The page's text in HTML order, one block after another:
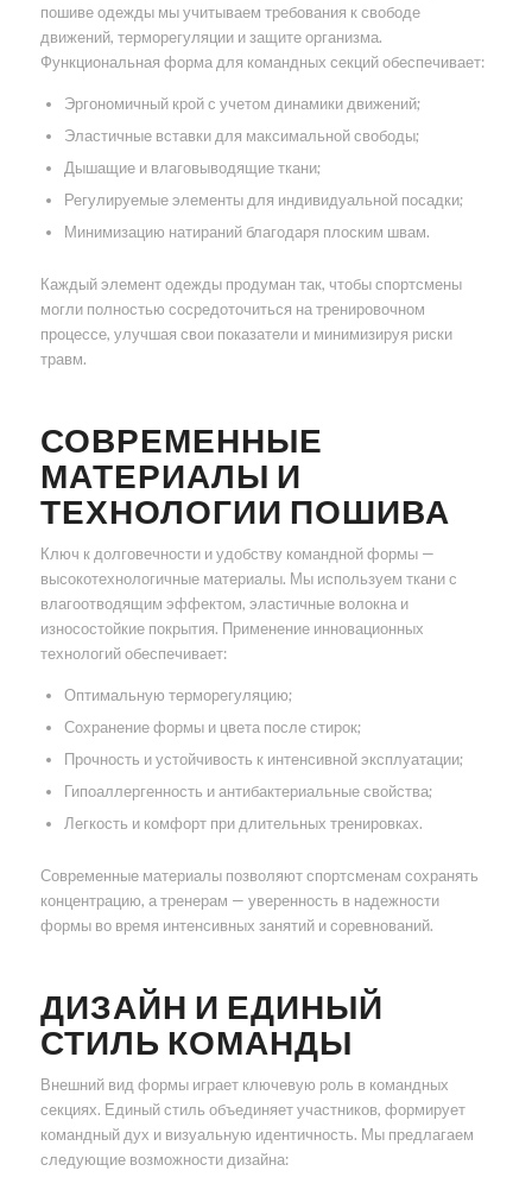
пошиве одежды мы учитываем требования к свободе
движений, терморегуляции и защите организма.
Функциональная форма для командных секций обеспечивает:
Эргономичный крой с учетом динамики движений;
Эластичные вставки для максимальной свободы;
Дышащие и влаговыводящие ткани;
Регулируемые элементы для индивидуальной посадки;
Минимизацию натираний благодаря плоским швам.
Каждый элемент одежды продуман так, чтобы спортсмены
могли полностью сосредоточиться на тренировочном
процессе, улучшая свои показатели и минимизируя риски
травм.
СОВРЕМЕННЫЕ
МАТЕРИАЛЫ И
ТЕХНОЛОГИИ ПОШИВА
Ключ к долговечности и удобству командной формы —
высокотехнологичные материалы. Мы используем ткани с
влагоотводящим эффектом, эластичные волокна и
износостойкие покрытия. Применение инновационных
технологий обеспечивает:
Оптимальную терморегуляцию;
Сохранение формы и цвета после стирок;
Прочность и устойчивость к интенсивной эксплуатации;
Гипоаллергенность и антибактериальные свойства;
Легкость и комфорт при длительных тренировках.
Современные материалы позволяют спортсменам сохранять
концентрацию, а тренерам — уверенность в надежности
формы во время интенсивных занятий и соревнований.
ДИЗАЙН И ЕДИНЫЙ
СТИЛЬ КОМАНДЫ
Внешний вид формы играет ключевую роль в командных
секциях. Единый стиль объединяет участников, формирует
командный дух и визуальную идентичность. Мы предлагаем
следующие возможности дизайна: